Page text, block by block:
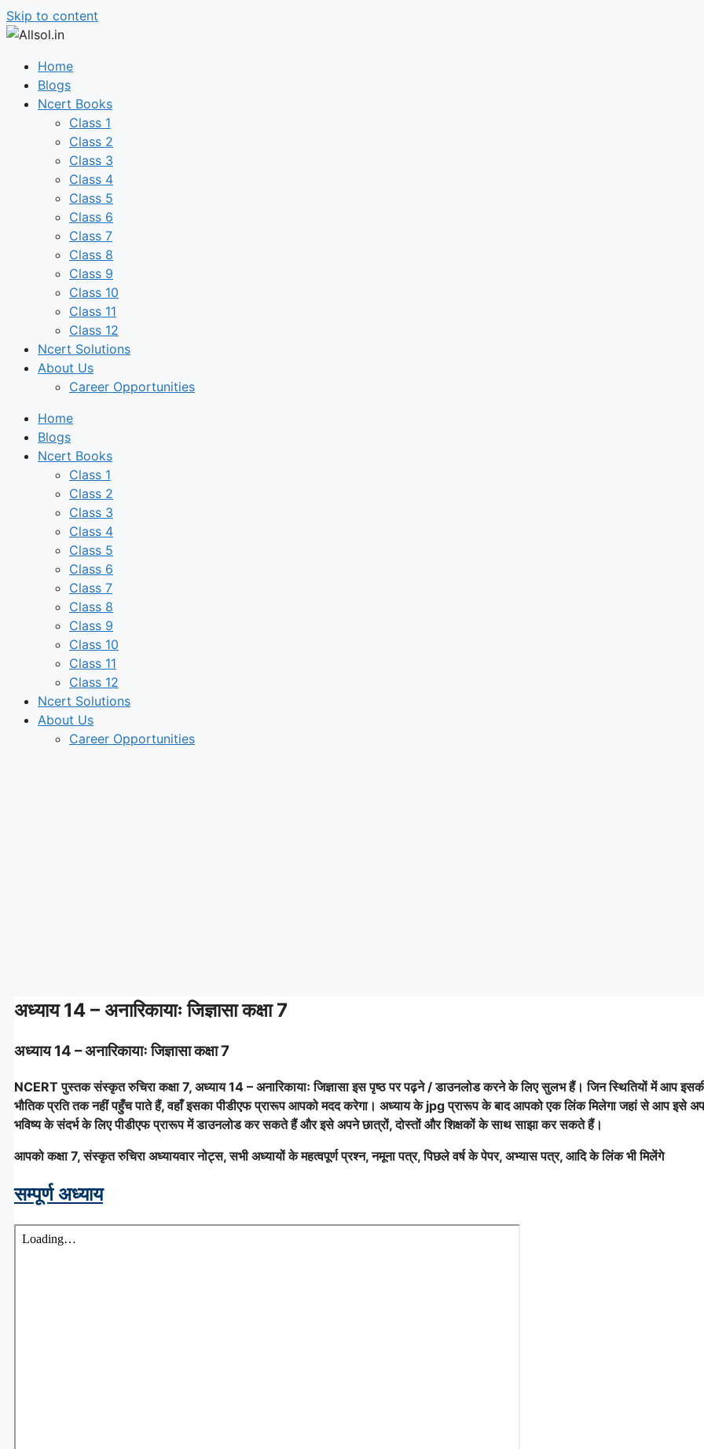
Skip to content
Home
Blogs
Ncert Books
Class 1
Class 2
Class 3
Class 4
Class 5
Class 6
Class 7
Class 8
Class 9
Class 10
Class 11
Class 12
Ncert Solutions
About Us
Career Opportunities
Home
Blogs
Ncert Books
Class 1
Class 2
Class 3
Class 4
Class 5
Class 6
Class 7
Class 8
Class 9
Class 10
Class 11
Class 12
Ncert Solutions
About Us
Career Opportunities
अध्याय 14 – अनारिकायाः जिज्ञासा कक्षा 7
अध्याय 14 – अनारिकायाः जिज्ञासा कक्षा 7
NCERT पुस्तक संस्कृत रुचिरा कक्षा 7, अध्याय 14 – अनारिकायाः जिज्ञासा इस पृष्ठ पर पढ़ने / डाउनलोड करने के लिए सुलभ हैं। जिन स्थितियों में आप
भौतिक प्रति तक नहीं पहुँच पाते हैं, वहाँ इसका पीडीएफ प्रारूप आपको मदद करेगा। अध्याय के jpg प्रारूप के बाद आपको एक लिंक मिलेगा जहां से आप इसे
भविष्य के संदर्भ के लिए पीडीएफ प्रारूप में डाउनलोड कर सकते हैं और इसे अपने छात्रों, दोस्तों और शिक्षकों के साथ साझा कर सकते हैं।
आपको कक्षा 7, संस्कृत रुचिरा अध्यायवार नोट्स, सभी अध्यायों के महत्वपूर्ण प्रश्न, नमूना पत्र, पिछले वर्ष के पेपर, अभ्यास पत्र, आदि के लिंक भी मिलेंगे
सम्पूर्ण अध्याय